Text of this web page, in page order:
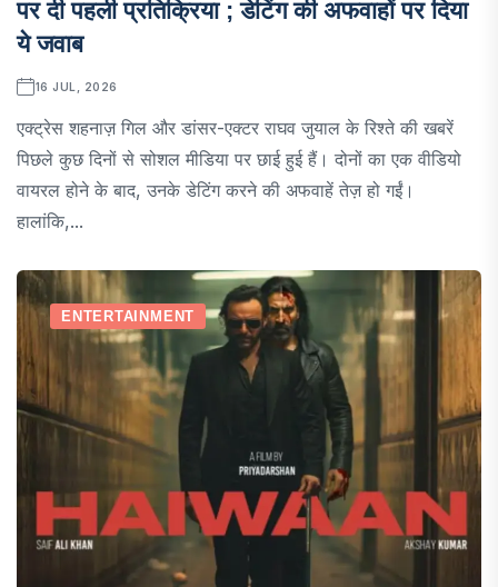
पर दी पहली प्रतिक्रिया ; डेटिंग की अफवाहों पर दिया
ये जवाब
16 JUL, 2026
एक्ट्रेस शहनाज़ गिल और डांसर-एक्टर राघव जुयाल के रिश्ते की खबरें
पिछले कुछ दिनों से सोशल मीडिया पर छाई हुई हैं। दोनों का एक वीडियो
वायरल होने के बाद, उनके डेटिंग करने की अफवाहें तेज़ हो गईं।
हालांकि,...
ENTERTAINMENT